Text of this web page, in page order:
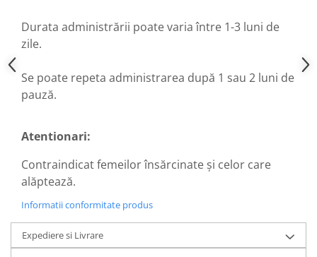
Imunitate
Imunostimulator
Indigestie
Infecții urinare
Infertilitate masculină
Inflamatii
Insomnie
Insuficiență cardiacă
Durata administrării poate varia între 1-3 luni de
zile.
Se poate repeta administrarea după 1 sau 2 luni de
pauză.
Atentionari:
Contraindicat femeilor însărcinate şi celor care
alăptează.
Informatii conformitate produs
Expediere si Livrare